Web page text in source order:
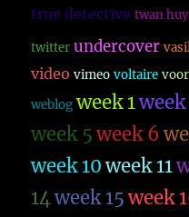
true detective twan
twitter undercover
video vimeo voltaire
weblog week 1week
week 5 week 6
week 10 week 11
14week 15 week